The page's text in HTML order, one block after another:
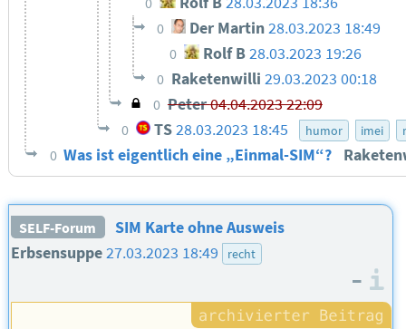
0 Der Martin28.03.2023 18:49
0 Rolf B28.03.2023 19:26
0 Raketenwilli29.03.2023 00:18
0 Peter04.04.2023 22:09
0 TS 28.03.2023 18:45 humor imei
0 Was ist eigentlich eine „Einmal-SIM“?
SELF-Forum
SIM Karte ohne Ausweis
Erbsensuppe27.03.2023 18:49 recht
–